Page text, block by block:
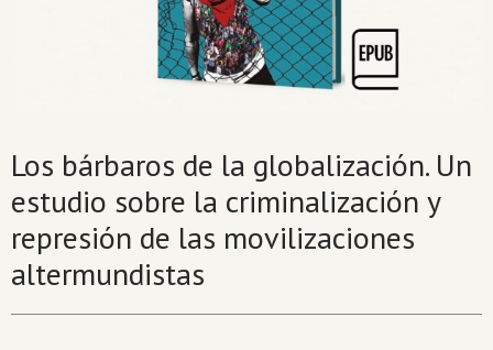
Los bárbaros de la globalización. Un
estudio sobre la criminalización y
represión de las movilizaciones
altermundistas